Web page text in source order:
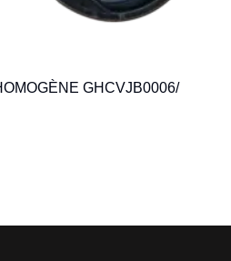
GHCVJB0006/